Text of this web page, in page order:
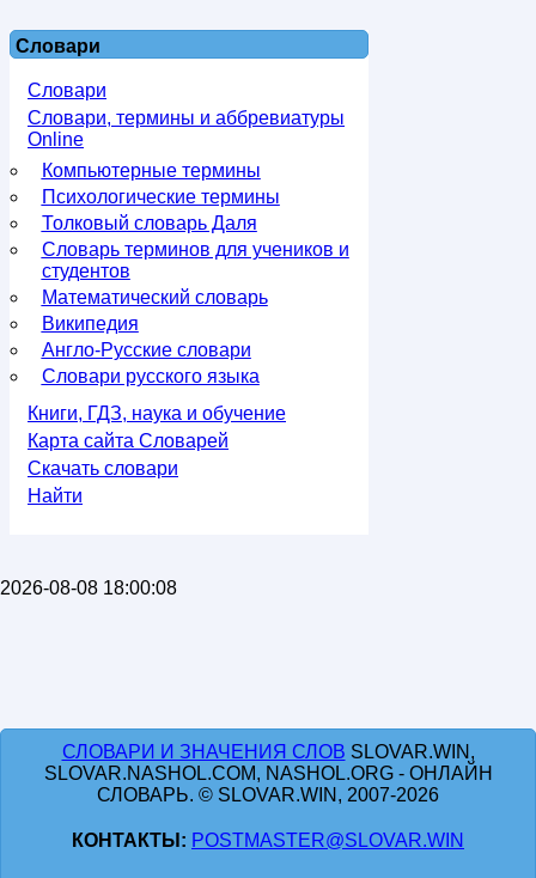
Словари
Словари
Словари, термины и аббревиатуры
Online
Компьютерные термины
Психологические термины
Толковый словарь Даля
Словарь терминов для учеников и
студентов
Математический словарь
Википедия
Англо-Русские словари
Словари русского языка
Книги, ГДЗ, наука и обучение
Карта сайта Словарей
Скачать словари
Найти
2026-08-08 18:00:08
СЛОВАРИ И ЗНАЧЕНИЯ СЛОВ SLOVAR.WIN,
SLOVAR.NASHOL.COM, NASHOL.ORG - ОНЛАЙН
СЛОВАРЬ. © SLOVAR.WIN, 2007-2026
КОНТАКТЫ: POSTMASTER@SLOVAR.WIN